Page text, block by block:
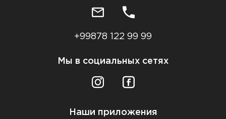
+99878 122 99 99
Мы в социальных сетях
Наши приложения